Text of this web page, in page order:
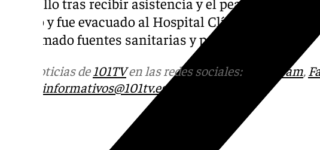
herido y fue evacuado al Hospital Clínico San
confirmado fuentes sanitarias y policiales.
Más noticias de101TVen las redes sociales: Instagram,
informativos@101tv.es